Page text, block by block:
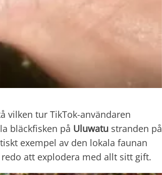
vilken tur TikTok-användaren
bläckfisken på Uluwatu stranden på
exempel av den lokala faunan
redo att explodera med allt sitt gift.